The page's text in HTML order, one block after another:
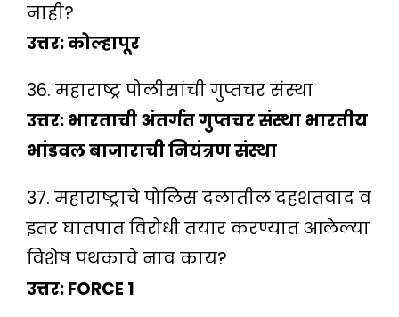
नाही?
उत्तर: कोल्हापूर
36. महाराष्ट्र पोलीसांची गुप्तचर संस्था
उत्तर: भारताची अंतर्गत गुप्तचर संस्था भारतीय
भांडवल बाजाराची नियंत्रण संस्था
37. महाराष्ट्राचे पोलिस दलातील दहशतवाद व
इतर घातपात विरोधी तयार करण्यात आलेल्या
विशेष पथकाचे नाव काय?
उत्तर: FORCE 1